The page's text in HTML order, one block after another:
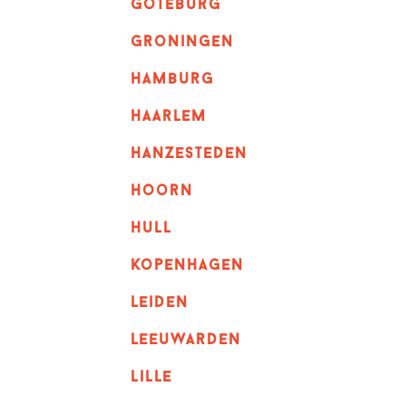
goteburg
groningen
hamburg
haarlem
hanzesteden
hoorn
hull
kopenhagen
leiden
leeuwarden
lille